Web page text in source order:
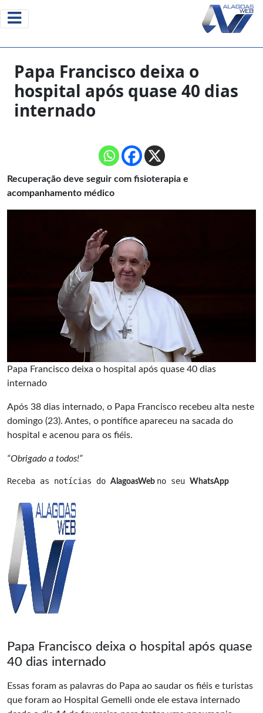
Papa Francisco deixa o
hospital após quase 40 dias
internado
Recuperação deve seguir com fisioterapia e
acompanhamento médico
Papa Francisco deixa o hospital após quase 40 dias
internado
Após 38 dias internado, o Papa Francisco recebeu alta neste
domingo (23). Antes, o pontífice apareceu na sacada do
hospital e acenou para os fiéis.
“Obrigado a todos!”
Receba as notícias do AlagoasWeb no seu WhatsApp
Papa Francisco deixa o hospital após quase
40 dias internado
Essas foram as palavras do Papa ao saudar os fiéis e turistas
que foram ao Hospital Gemelli onde ele estava internado